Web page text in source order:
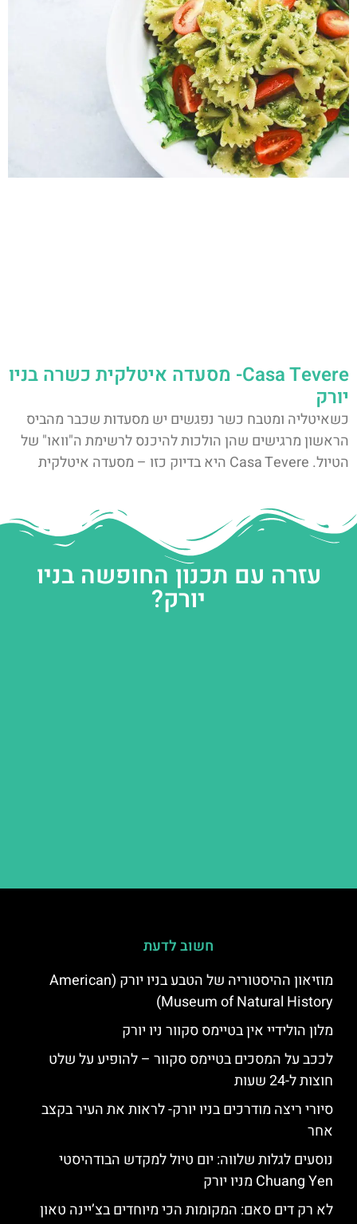
Casa Tevere- מסעדה איטלקית כשרה בניו
יורק
כשאיטליה ומטבח כשר נפגשים יש מסעדות שכבר מהביס
הראשון מרגישים שהן הולכות להיכנס לרשימת ה"וואו" של
הטיול. Casa Tevere היא בדיוק כזו – מסעדה איטלקית
עזרה עם תכנון החופשה בניו
יורק?
חשוב לדעת
מוזיאון ההיסטוריה של הטבע בניו יורק (American
Museum of Natural History)
מלון הולידיי אין בטיימס סקוור ניו יורק
לככב על המסכים בטיימס סקוור – להופיע על שלט
חוצות ל-24 שעות
סיורי ריצה מודרכים בניו יורק- לראות את העיר בקצב
אחר
נוסעים לגלות שלווה: יום טיול למקדש הבודהיסטי
Chuang Yen מניו יורק
לא רק דים סאם: המקומות הכי מיוחדים בצ’יינה טאון